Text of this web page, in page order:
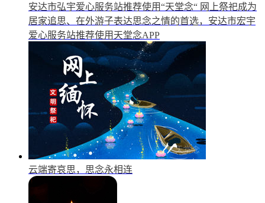
安达市弘宇爱心服务站推荐使用“天堂念“ 网上祭祀成为
居家追思、在外游子表达思念之情的首选，安达市宏宇
爱心服务站推荐使用天堂念APP
云端寄哀思，思念永相连